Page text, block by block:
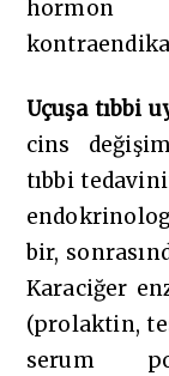
hormon
Uçuşa tıbbi
cins
tıbbi
endokrinolog
bir,
Karaciğer
(prolaktin,
serum